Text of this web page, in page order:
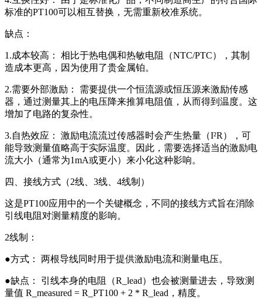
标准的PT100可以相互替换，无需重新校准系统。
缺点：
1.成本较高： 相比于热电偶和热敏电阻（NTC/PTC），其制
造成本更高，因为使用了贵金属铂。
2.需要外部激励： 需要提供一个恒流源或恒压源来激励传感
器，通过测量其上的电压降来推算电阻值，从而得到温度。这
增加了电路的复杂性。
3.自热效应： 激励电流流过传感器时会产生热量（I²R），可
能导致测量值略高于实际温度。因此，需要选择适当的激励电
流大小（通常为1mA或更小）来小化这种影响。
四、接线方式（2线、3线、4线制）
这是PT100应用中的一个关键概念，不同的接线方式旨在消除
引线电阻对测量精度的影响。
2线制：
●方式： 两根导线同时用于提供激励电流和测量电压。
●缺点： 引线本身的电阻（R_lead）也会被测量进去，导致测
量值 R_measured = R_PT100 + 2 * R_lead，精度。